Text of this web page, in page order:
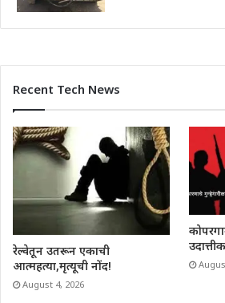
Recent Tech News
रेल्वेतून उतरून एकाची
आत्महत्या,मृत्यूची नोंद!
August 4, 2026